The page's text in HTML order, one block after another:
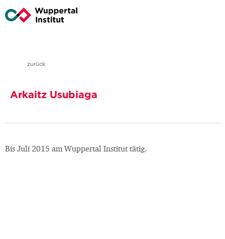
zurück
Arkaitz Usubiaga
Bis Juli 2015 am Wuppertal Institut tätig.